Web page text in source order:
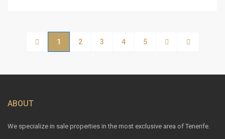
1 2 3 4 5
ABOUT
We specialize in sale properties in the most exclusive area of ​​Tenerife.